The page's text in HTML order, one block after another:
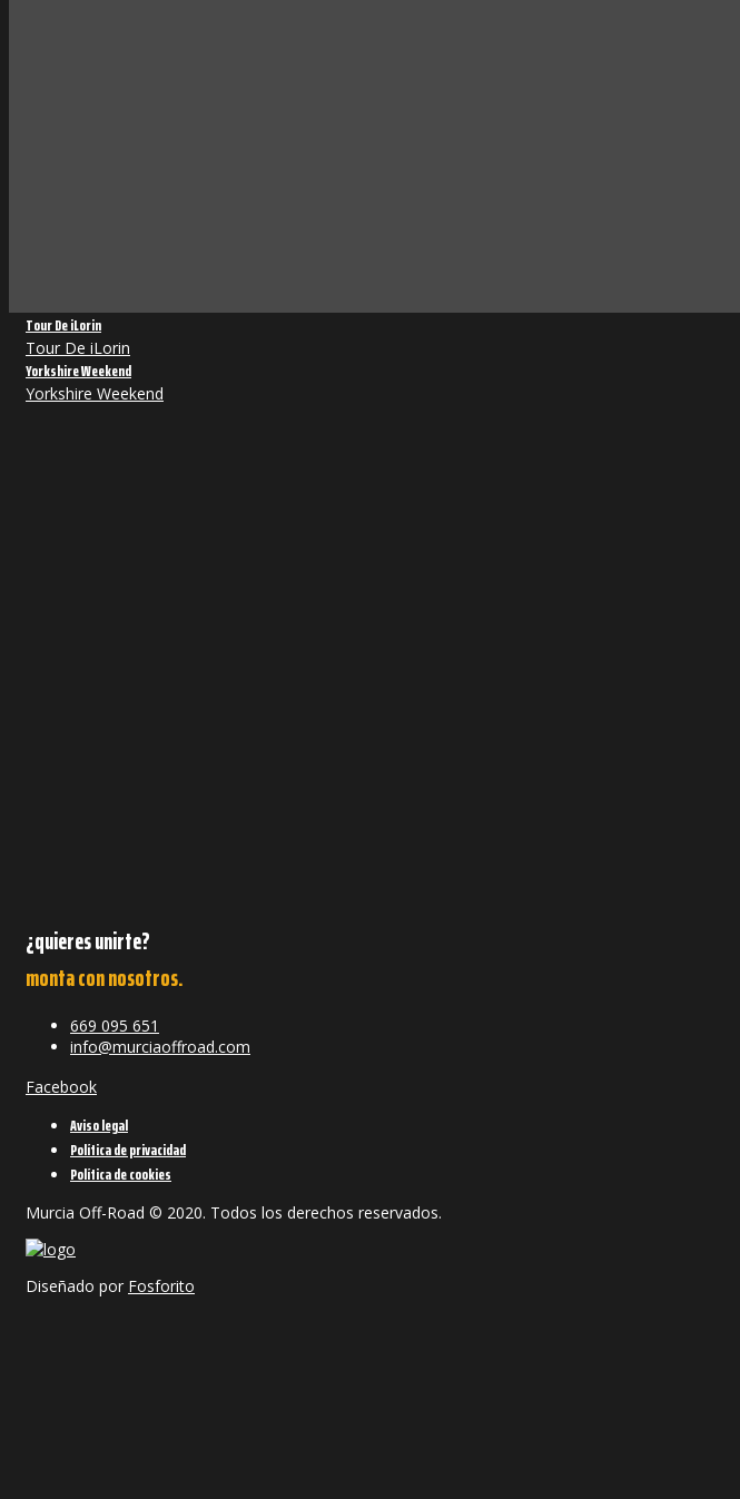
Tour De iLorin
Tour De iLorin
Yorkshire Weekend
Yorkshire Weekend
¿quieres unirte?
monta con nosotros.
669 095 651
info@murciaoffroad.com
Facebook
Aviso legal
Política de privacidad
Política de cookies
Murcia Off-Road © 2020. Todos los derechos reservados.
Diseñado por Fosforito